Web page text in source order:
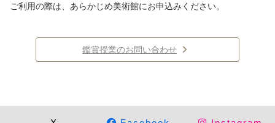
ご利用の際は、あらかじめ美術館にお申込みください。
鑑賞授業のお問い合わせ